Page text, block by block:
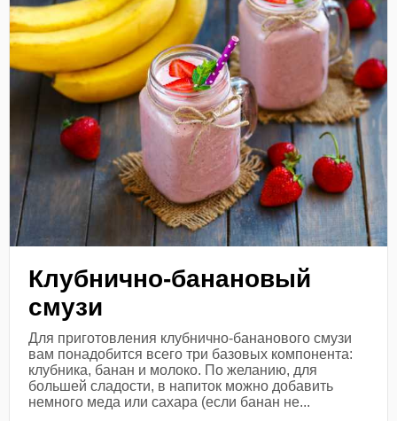
Клубнично-банановый
смузи
Для приготовления клубнично-бананового смузи
вам понадобится всего три базовых компонента:
клубника, банан и молоко. По желанию, для
большей сладости, в напиток можно добавить
немного меда или сахара (если банан не...